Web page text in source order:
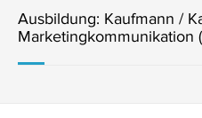
Ausbildung: Kaufmann /
Marketingkommunikation